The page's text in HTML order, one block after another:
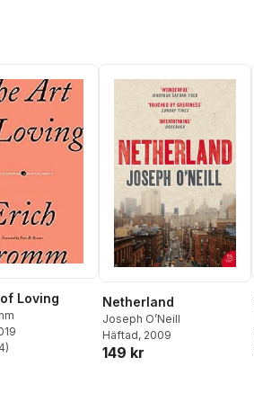
Loving
Totalt antal röster:
4)
Netherland
Joseph O’Neill
Häftad, 2009
149 kr